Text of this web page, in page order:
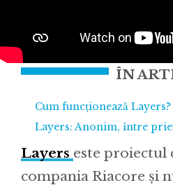
ÎN
Cum funcționează Layers?
Layers: Anonim, între
Layers este proiectul
compania Riacore și